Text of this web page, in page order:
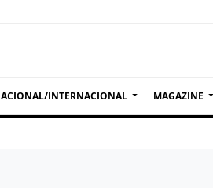
INTERNACIONAL MAGAZINE